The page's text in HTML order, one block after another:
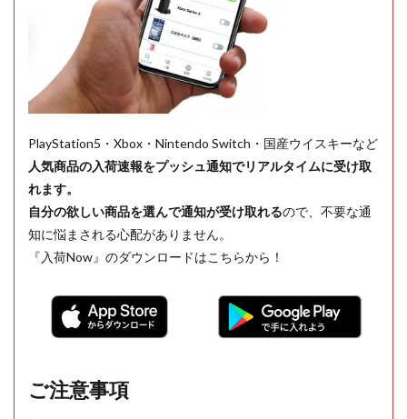
PlayStation5・Xbox・Nintendo Switch・国産ウイスキーなど
人気商品の入荷速報をプッシュ通知でリアルタイムに受け取
れます。
自分の欲しい商品を選んで通知が受け取れるので、不要な通
知に悩まされる心配がありません。
『入荷Now』のダウンロードはこちらから！
ご注意事項